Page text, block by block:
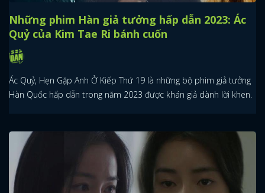
Những phim Hàn giả tưởng hấp dẫn 2023: Ác
Quỷ của Kim Tae Ri bánh cuốn
Ác Quỷ, Hẹn Gặp Anh Ở Kiếp Thứ 19 là những bộ phim giả tưởng
Hàn Quốc hấp dẫn trong năm 2023 được khán giả dành lời khen.